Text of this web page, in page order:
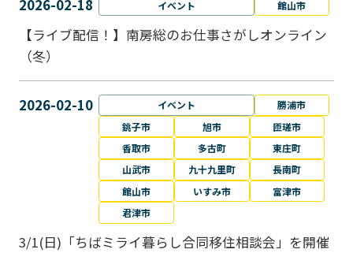
2026-02-18 イベント 館山市
【ライブ配信！】南房総のお仕事さがしオンライン
（冬）
2026-02-10 イベント
勝浦市
銚子市
旭市
匝瑳市
香取市
多古町
東庄町
山武市
九十九里町
長南町
館山市
いすみ市
富津市
君津市
3/1(日)「ちばミライ暮らし合同移住相談会」を開催